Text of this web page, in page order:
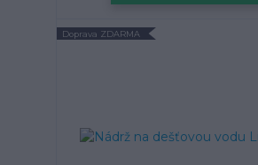
Doprava ZDARMA